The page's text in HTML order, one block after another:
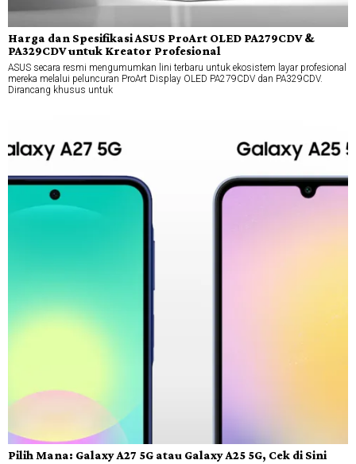
Harga dan Spesifikasi ASUS ProArt OLED PA279CDV &
PA329CDV untuk Kreator Profesional
ASUS secara resmi mengumumkan lini terbaru untuk ekosistem layar profesional
mereka melalui peluncuran ProArt Display OLED PA279CDV dan PA329CDV.
Dirancang khusus untuk
Pilih Mana: Galaxy A27 5G atau Galaxy A25 5G, Cek di Sini